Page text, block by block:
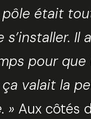
pôle était
Il
pour
valait la
» Aux côtés